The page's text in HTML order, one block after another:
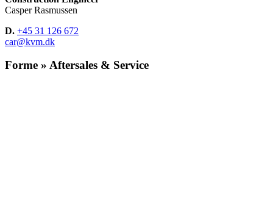
Casper Rasmussen
D. +45 31 126 672
car@kvm.dk
Forme » Aftersales & Service